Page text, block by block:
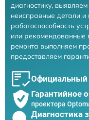
диагностику,
неисправные детали и
работоспособность
или рекомендованные
ремонта выполняем
предоставляем
Официальный
Гарантийное
проектора
Диагностика